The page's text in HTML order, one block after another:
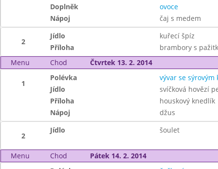
Doplněk
ovoce
Nápoj
čaj s medem
2
Jídlo
kuřecí špíz
Příloha
brambory s
Menu
Chod Čtvrtek 13. 2. 2014
1
Polévka
vývar se sýrovým
Jídlo
svíčková hovězí
Příloha
houskový knedlík
Nápoj
džus
2
Jídlo šoulet
Menu Chod Pátek 14. 2. 2014